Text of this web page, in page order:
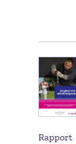
Rapport